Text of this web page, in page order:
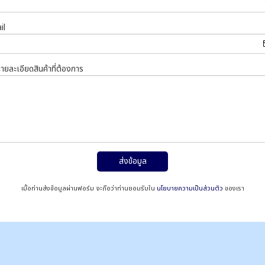
ยละเอียดสินค้าที่ต้องการ
ส่งข้อมูล
เมื่อท่านส่งข้อมูลผ่านฟอร์ม จะถือว่าท่านยอมรับใน นโยบายความเป็นส่วนตัว ของเรา